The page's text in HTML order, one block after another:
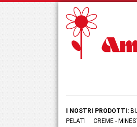
I NOSTRI PRODOTTI:
PELATI
CREME -